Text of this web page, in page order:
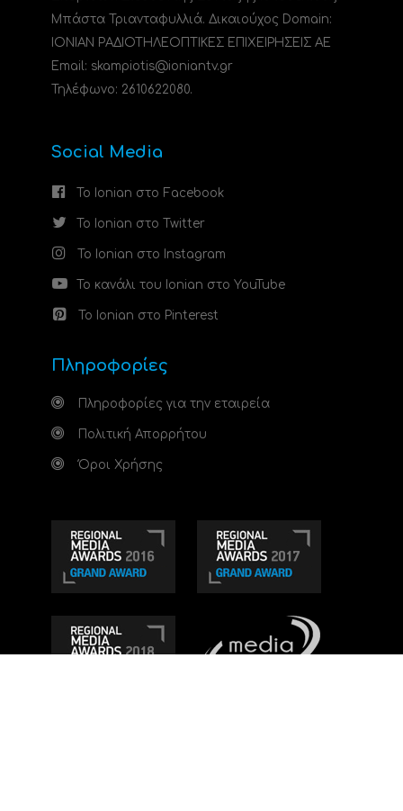
Μπάστα Τριανταφυλλιά. Δικαιούχος Domain:
ΙΟΝΙΑΝ ΡΑΔΙΟΤΗΛΕΟΠΤΙΚΕΣ ΕΠΙΧΕΙΡΗΣΕΙΣ ΑΕ
Email: skampiotis@ioniantv.gr
Τηλέφωνο: 2610622080.
Social Media
Το Ionian στο Facebook
Το Ionian στο Twitter
Το Ionian στο Instagram
Το κανάλι του Ionian στο YouTube
Το Ionian στο Pinterest
Πληροφορίες
Πληροφορίες για την εταιρεία
Πολιτική Απορρήτου
Όροι Χρήσης